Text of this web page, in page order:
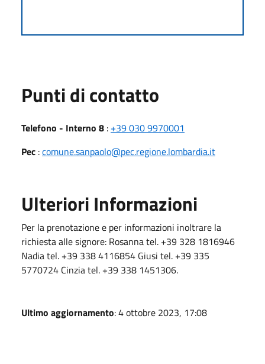
Punti di contatto
Telefono - Interno 8 : +39 030 9970001
Pec :comune.sanpaolo@pec.regione.lombardia.it
Ulteriori Informazioni
Per la prenotazione e per informazioni inoltrare la
richiesta alle signore: Rosanna tel. +39 328 1816946
Nadia tel. +39 338 4116854 Giusi tel. +39 335
5770724 Cinzia tel. +39 338 1451306.
Ultimo aggiornamento: 4 ottobre 2023, 17:08